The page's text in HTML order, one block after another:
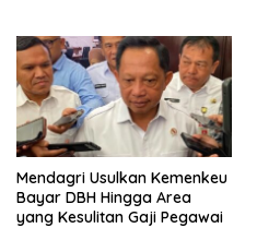
Mendagri Usulkan Kemenkeu
Bayar DBH Hingga Area
yang Kesulitan Gaji Pegawai